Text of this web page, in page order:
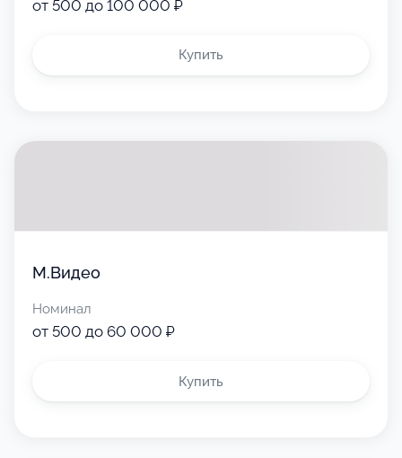
от 500 до 100 000 ₽
Купить
М.Видео
Номинал
от 500 до 60 000 ₽
Купить